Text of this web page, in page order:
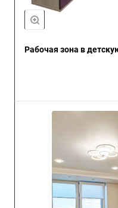
Рабочая зона в